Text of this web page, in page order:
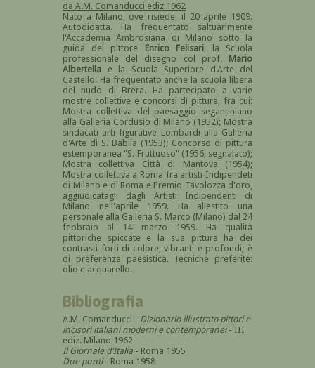
da A.M. Comanducci ediz 1962
Nato a Milano, ove risiede, il 20 aprile 1909.
Autodidatta. Ha frequentato saltuarimente
l'Accademia Ambrosiana di Milano sotto la
guida del pittore Enrico Felisari, la Scuola
professionale del disegno col prof. Mario
Albertella e la Scuola Superiore d'Arte del
Castello. Ha frequentato anche la scuola libera
del nudo di Brera. Ha partecipato a varie
mostre collettive e concorsi di pittura, fra cui:
Mostra collettiva del paesaggio segantiniano
alla Galleria Cordusio di Milano (1952); Mostra
sindacati arti figurative Lombardi alla Galleria
d'Arte di S. Babila (1953); Concorso di pittura
estemporanea "S. Fruttuoso" (1956, segnalato);
Mostra collettiva Città di Mantova (1954);
Mostra collettiva a Roma fra artisti Indipendeti
di Milano e di Roma e Premio Tavolozza d'oro,
aggiudicatagli dagli Artisti Indipendenti di
Milano nell'aprile 1959. Ha allestito una
personale alla Galleria S. Marco (Milano) dal 24
febbraio al 14 marzo 1959. Ha qualità
pittoriche spiccate e la sua pittura ha dei
contrasti forti di colore, vibranti e profondi; è
di preferenza paesistica. Tecniche preferite:
olio e acquarello.
Bibliografia
A.M. Comanducci - Dizionario illustrato pittori e
incisori italiani moderni e contemporanei- III
ediz. Milano 1962
Il Giornale d'Italia - Roma 1955
Due punti- Roma 1958